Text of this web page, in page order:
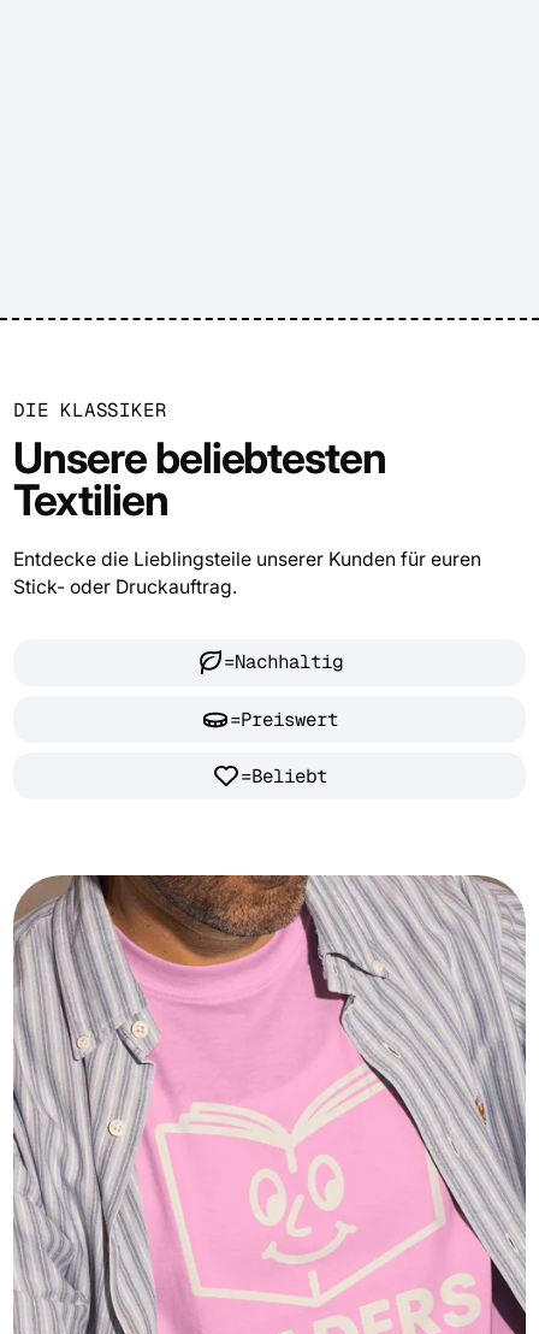
DIE KLASSIKER
Unsere beliebtesten
Textilien
Entdecke die Lieblingsteile unserer Kunden für euren
Stick- oder Druckauftrag.
=Nachhaltig
=Preiswert
=Beliebt